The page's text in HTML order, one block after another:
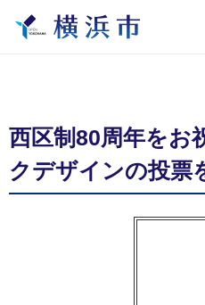
西区制80周年をお
クデザインの投票